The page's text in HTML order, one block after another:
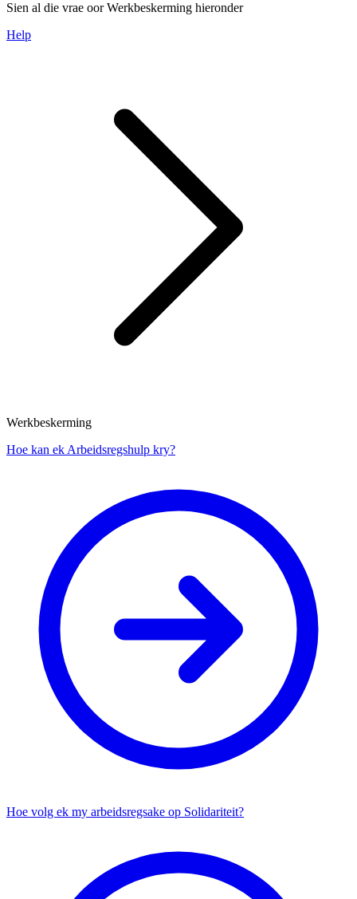
Sien al die vrae oor Werkbeskerming hieronder
Help
Werkbeskerming
Hoe kan ek Arbeidsregshulp kry?
Hoe volg ek my arbeidsregsake op Solidariteit?